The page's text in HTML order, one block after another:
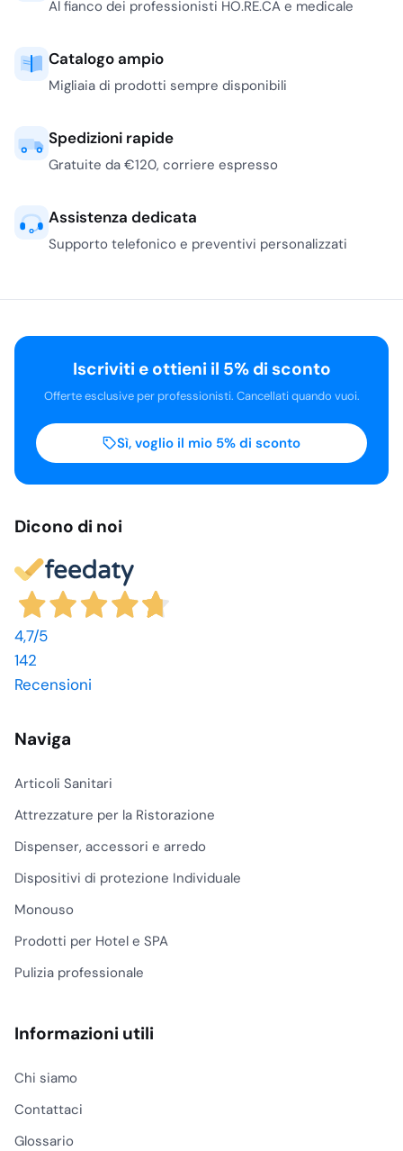
Al fianco dei professionisti HO.RE.CA e medicale
Catalogo ampio
Migliaia di prodotti sempre disponibili
Spedizioni rapide
Gratuite da €120, corriere espresso
Assistenza dedicata
Supporto telefonico e preventivi personalizzati
Dicono di noi
4,7/5
142
Recensioni
Naviga
Articoli Sanitari
Attrezzature per la Ristorazione
Dispenser, accessori e arredo
Dispositivi di protezione Individuale
Monouso
Prodotti per Hotel e SPA
Pulizia professionale
Informazioni utili
Chi siamo
Contattaci
Glossario
Iscriviti e ottieni il 5% di sconto
Offerte esclusive per professionisti. Cancellati quando vuoi.
Sì, voglio il mio 5% di sconto